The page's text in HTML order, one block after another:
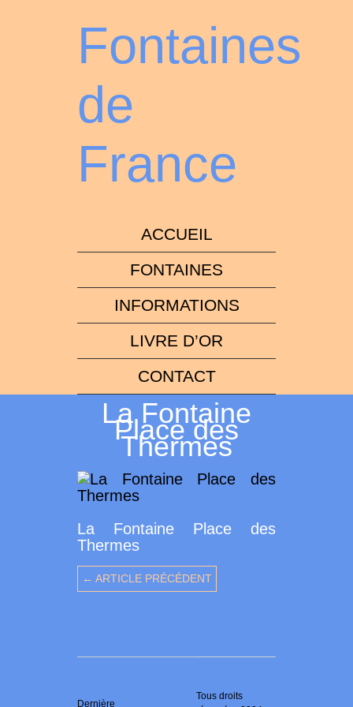
Fontaines
de
France
ACCUEIL
FONTAINES
INFORMATIONS
LIVRE D’OR
CONTACT
La Fontaine
Place des
Thermes
La Fontaine Place des
Thermes
← ARTICLE PRÉCÉDENT
Dernière
Tous droits